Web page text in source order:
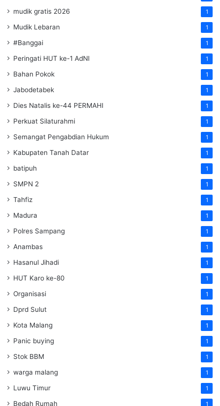
mudik gratis 2026 1
Mudik Lebaran 1
#Banggai 1
Peringati HUT ke-1 AdNI 1
Bahan Pokok 1
Jabodetabek 1
Dies Natalis ke-44 PERMAHI 1
Perkuat Silaturahmi 1
Semangat Pengabdian Hukum 1
Kabupaten Tanah Datar 1
batipuh 1
SMPN 2 1
Tahfiz 1
Madura 1
Polres Sampang 1
Anambas 1
Hasanul Jihadi 1
HUT Karo ke-80 1
Organisasi 1
Dprd Sulut 1
Kota Malang 1
Panic buying 1
Stok BBM 1
warga malang 1
Luwu Timur 1
Bedah Rumah 1